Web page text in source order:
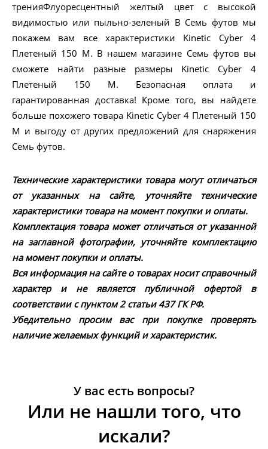
тренияФлуоресцентный желтый цвет с высокой
видимостью или пыльно-зеленый В Семь футов мы
покажем вам все характеристики Kinetic Cyber 4
Плетеный 150 M. В нашем магазине Семь футов вы
сможете найти разные размеры Kinetic Cyber 4
Плетеный 150 M. Безопасная оплата и
гарантированная доставка! Кроме того, вы найдете
больше похожего товара Kinetic Cyber 4 Плетеный 150
M и выгоду от других предложений для снаряжения
Семь футов.
Технические характеристики товара могут отличаться
от указанных на сайте, уточняйте технические
характеристики товара на момент покупки и оплаты.
Комплектация товара может отличаться от указанной
на заглавной фотографии, уточняйте комплектацию
на момент покупки и оплаты.
Вся информация на сайте о товарах носит справочный
характер и не является публичной офертой в
соответствии с пунктом 2 статьи 437 ГК РФ.
Убедительно просим вас при покупке проверять
наличие желаемых функций и характеристик.
У вас есть вопросы?
Или не нашли того, что
искали?